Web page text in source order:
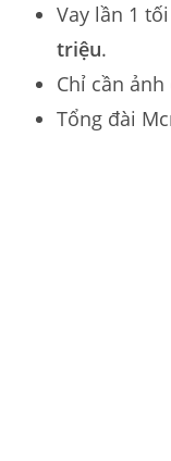
Vay lần 1
triệu.
Chỉ cần
Tổng đài